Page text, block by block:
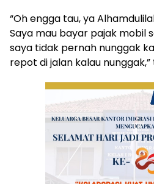
“Oh engga tau, ya
Saya mau bayar pajak mobil
saya tidak pernah nunggak
repot di jalan kalau